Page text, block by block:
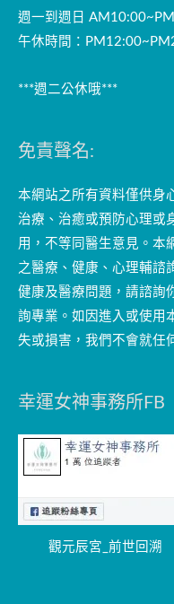
週一到週日
午休時間：
***週二公休哦***
免責聲名:
本網站之所有資料僅供身
治療、治癒或預防心理或
用，不等同醫生意見。本
之醫療、健康、心理輔諮
健康及醫療問題，請諮詢
詢專業。如因進入或使用
失或損害，我們不會就任
幸運女神事務所FB
觀元辰宮_前世回溯